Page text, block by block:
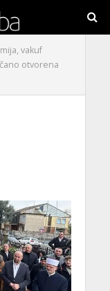
vakuf
otvorena